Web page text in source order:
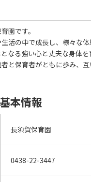
園です。
活の中で成長し、様々な
なる強い心と丈夫な身体を
と保育者がともに歩み、
本情報
長須賀保育園
0438-22-3447